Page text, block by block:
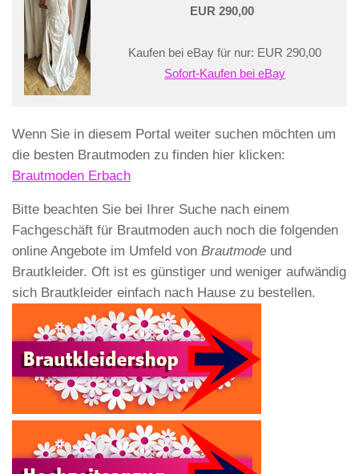
EUR 290,00
Kaufen bei eBay für nur: EUR 290,00
Sofort-Kaufen bei eBay
Wenn Sie in diesem Portal weiter suchen möchten um
die besten Brautmoden zu finden hier klicken:
Brautmoden Erbach
Bitte beachten Sie bei Ihrer Suche nach einem
Fachgeschäft für Brautmoden auch noch die folgenden
online Angebote im Umfeld von Brautmode und
Brautkleider. Oft ist es günstiger und weniger aufwändig
sich Brautkleider einfach nach Hause zu bestellen.